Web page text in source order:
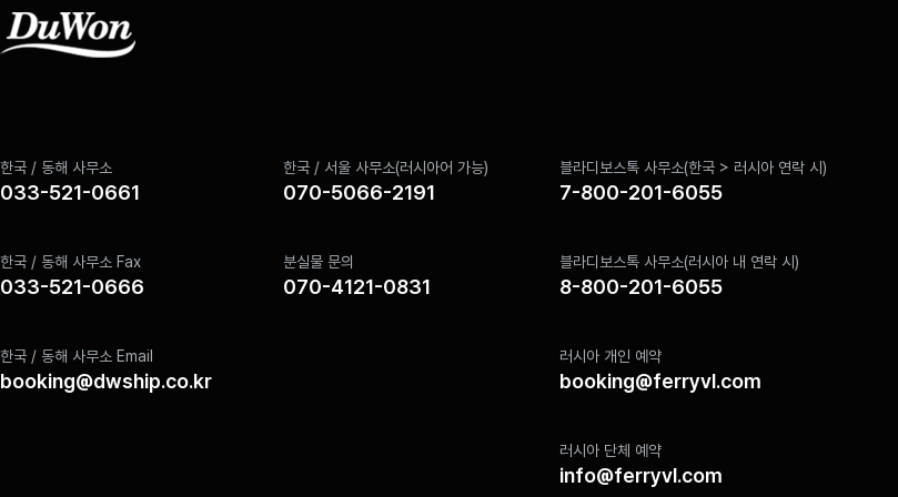
한국 / 동해 사무소
033-521-0661
한국 / 동해 사무소 Fax
033-521-0666
한국 / 동해 사무소 Email
booking@dwship.co.kr
한국 / 서울 사무소(러시아어 가능)
070-5066-2191
분실물 문의
070-4121-0831
블라디보스톡 사무소(한국 > 러시아 연락 시)
7-800-201-6055
블라디보스톡 사무소(러시아 내 연락 시)
8-800-201-6055
러시아 개인 예약
booking@ferryvl.com
러시아 단체 예약
info@ferryvl.com